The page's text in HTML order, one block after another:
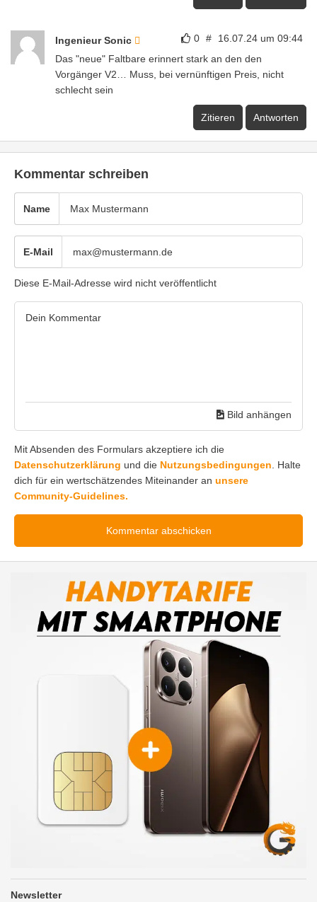
0 # 16.07.24 um 09:44
Ingenieur Sonic
Das "neue" Faltbare erinnert stark an den den
Vorgänger V2… Muss, bei vernünftigen Preis, nicht
schlecht sein
Zitieren Antworten
Kommentar schreiben
Name
E-Mail
Diese E-Mail-Adresse wird nicht veröffentlicht
Bild anhängen
Mit Absenden des Formulars akzeptiere ich die
Datenschutzerklärung und die Nutzungsbedingungen . Halte
dich für ein wertschätzendes Miteinander an unsere
Community-Guidelines.
Newsletter